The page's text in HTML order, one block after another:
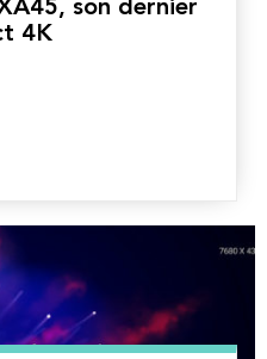
son dernier
4K